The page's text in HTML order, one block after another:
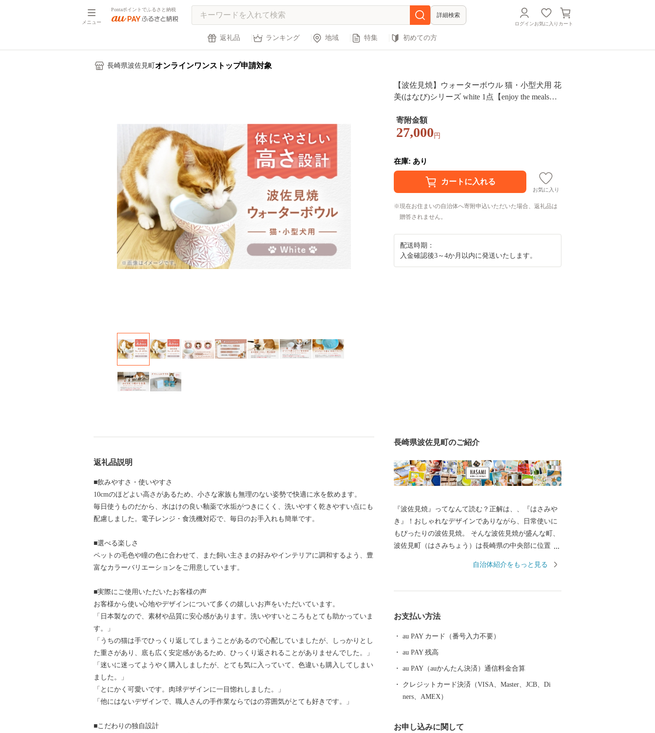
メニュー
Pontaポイントでふるさと納税
詳細検索
ログインお気に入り カート
返礼品 ランキング 地域 特集 初めての方
長崎県波佐見町 オンラインワンストップ申請対象
【波佐見焼】ウォーターボウル 猫・小型犬用 花
美(はなび)シリーズ white 1点【enjoy the meals】
寄附金額
27,000 円
在庫: あり
お気に入り
現在お住まいの自治体へ寄附申込いただいた場合、返礼品は
贈答されません。
配送時期：
入金確認後3～4か月以内に発送いたします。
返礼品説明
■飲みやすさ・使いやすさ
10cmのほどよい高さがあるため、小さな家族も無理のない姿勢で快適に水を飲めます。
毎日使うものだから、水はけの良い釉薬で水垢がつきにくく、洗いやすく乾きやすい点にも
配慮しました。電子レンジ・食洗機対応で、毎日のお手入れも簡単です。
■選べる楽しさ
ペットの毛色や瞳の色に合わせて、また飼い主さまの好みやインテリアに調和するよう、豊
富なカラーバリエーションをご用意しています。
■実際にご使用いただいたお客様の声
お客様から使い心地やデザインについて多くの嬉しいお声をいただいています。
「日本製なので、素材や品質に安心感があります。洗いやすいところもとても助かっていま
す。」
「うちの猫は手でひっくり返してしまうことがあるので心配していましたが、しっかりとし
た重さがあり、底も広く安定感があるため、ひっくり返されることがありませんでした。」
「迷いに迷ってようやく購入しましたが、とても気に入っていて、色違いも購入してしまい
ました。」
「とにかく可愛いです。肉球デザインに一目惚れしました。」
「他にはないデザインで、職人さんの手作業ならではの雰囲気がとても好きです。」
■こだわりの独自設計
長崎県波佐見町のご紹介
『波佐見焼』ってなんて読む？正解は、、『はさみや
き』！おしゃれなデザインでありながら、日常使いに
もぴったりの波佐見焼。 そんな波佐見焼が盛んな町、
波佐見町（はさみちょう）は長崎県の中央部に位置
田百選に選ばれた「鬼木棚田」にみられるように、豊
います。 今なお多くの窯元が集積する中尾山には世界
最大規模の登り窯跡があり、江戸時代には、ここで焼
品であった磁器を広く普及させるとともに、食文化に
も大きな影響を与えたといわれています。 そして近年
においても、日本の食卓を彩るおしゃれで機能的な日
など、ここでは紹介しきれません。長崎へお越しの際
自治体紹介をもっと見る
お支払い方法
au PAY カード（番号入力不要）
au PAY 残高
au PAY（auかんたん決済）通信料金合算
クレジットカード決済（VISA、Master、JCB、Di
ners、AMEX）
お申し込みに関して